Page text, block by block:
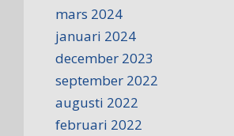
mars 2024
januari 2024
december 2023
september 2022
augusti 2022
februari 2022